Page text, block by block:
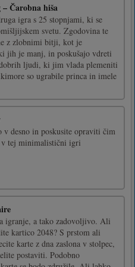
– Čarobna hiša
igra s 25 stopnjami, ki se
svetu. Zgodovina te
z zlobnimi bitji, kot je
jih je manj, in poskušajo vdreti
ljudi, ki jim vlada plemeniti
so ugrabile princa in imele
v desno in poskusite opraviti čim
tej minimalistični igri
igranje, a tako zadovoljivo. Ali
kartico 2048? S prstom ali
karte z dna zaslona v stolpec,
postaviti. Podobno